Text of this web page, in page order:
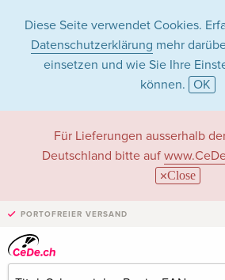
Diese Seite verwendet Cookies.
Datenschutzerklärung mehr
einsetzen und wie Sie Ihre
können. OK
Für Lieferungen ausserhalb
Deutschland bitte auf
Close
PORTOFREIER VERSAND